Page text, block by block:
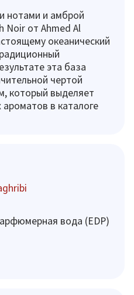
нотами и амброй
Noir от Ahmed Al
океанический
эта база
чертой
который выделяет
ароматов в каталоге
вода (EDP)